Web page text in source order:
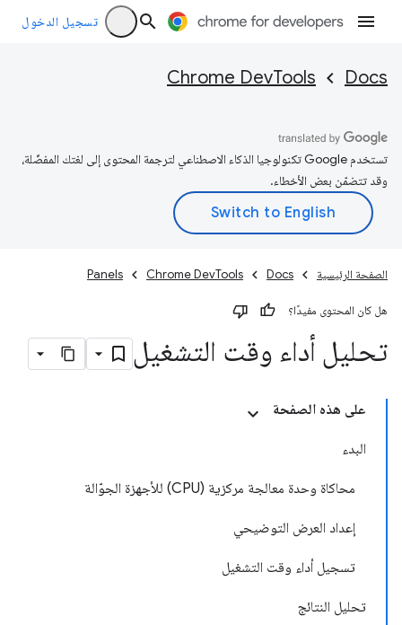
تسجيل الدخول
Docs
Chrome DevTools
تستخدم Google تكنولوجيا الذكاء الاصطناعي لترجمة المحتوى إلى لغتك المفضّلة،
وقد تتضمّن بعض الأخطاء.
الصفحة الرئيسية Docs
Chrome DevTools
Panels
هل كان المحتوى مفيدًا؟
تحليل أداء وقت التشغيل
على هذه الصفحة
البدء
محاكاة وحدة معالجة مركزية (CPU) للأجهزة الجوّالة
إعداد العرض التوضيحي
تسجيل أداء وقت التشغيل
تحليل النتائج